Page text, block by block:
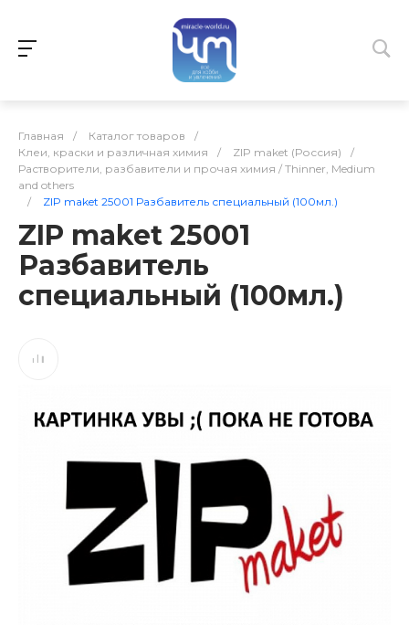
Главная / Каталог товаров
/
Клеи, краски и различная химия
/ ZIP maket (Россия)
/
Растворители, разбавители и прочая химия / Thinner, Medium
and others
/
ZIP maket 25001 Разбавитель специальный (100мл.)
ZIP maket 25001
Разбавитель
специальный (100мл.)